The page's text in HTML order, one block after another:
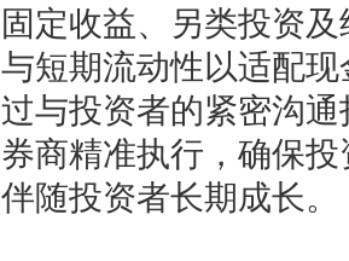
固定收益、另类投资
与短期流动性以适配
过与投资者的紧密沟
券商精准执行，确保
伴随投资者长期成长。